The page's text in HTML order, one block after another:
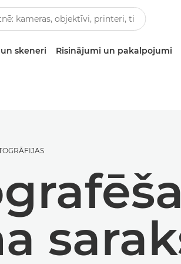
skeneri Risinājumi un pakalpojumi